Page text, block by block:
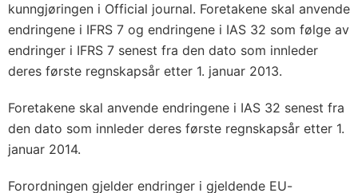
kunngjøringen i Official journal. Foretakene skal anvende
endringene i IFRS 7 og endringene i IAS 32 som følge av
endringer i IFRS 7 senest fra den dato som innleder
deres første regnskapsår etter 1. januar 2013.
Foretakene skal anvende endringene i IAS 32 senest fra
den dato som innleder deres første regnskapsår etter 1.
januar 2014.
Forordningen gjelder endringer i gjeldende EU-